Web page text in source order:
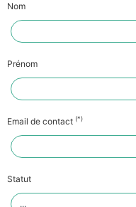
Nom
Prénom
Email de contact (*)
Statut